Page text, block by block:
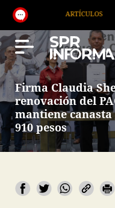
ARTÍCULOS ARTE /
Firma Claudia
renovación del
mantiene canasta
910 pesos